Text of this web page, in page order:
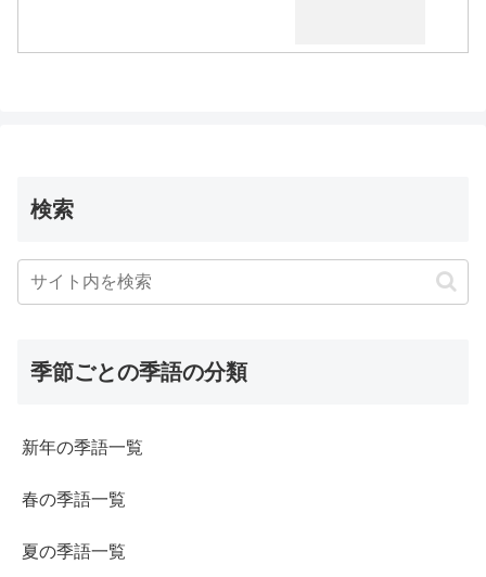
検索
季節ごとの季語の分類
新年の季語一覧
春の季語一覧
夏の季語一覧